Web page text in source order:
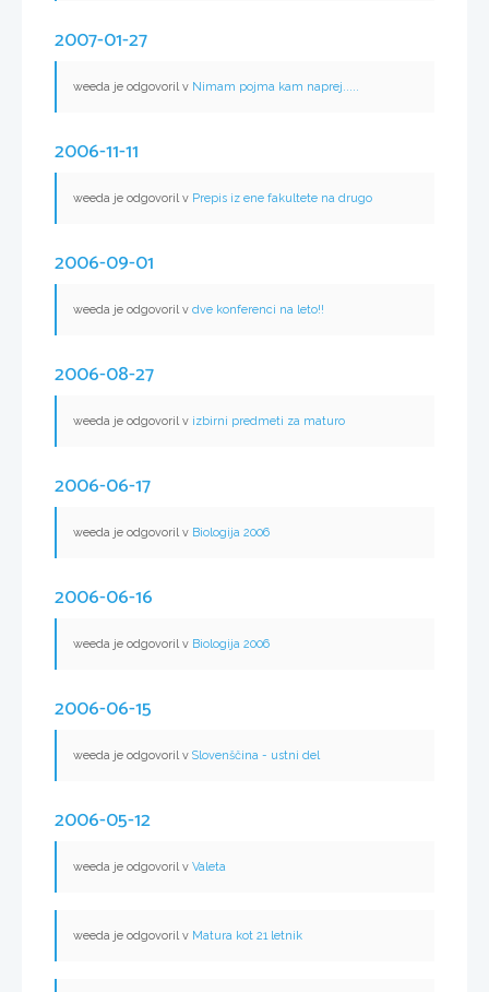
2007-01-27
weeda je odgovoril v Nimam pojma kam naprej.....
2006-11-11
weeda je odgovoril v Prepis iz ene fakultete na drugo
2006-09-01
weeda je odgovoril v dve konferenci na leto!!
2006-08-27
weeda je odgovoril v izbirni predmeti za maturo
2006-06-17
weeda je odgovoril v Biologija 2006
2006-06-16
weeda je odgovoril v Biologija 2006
2006-06-15
weeda je odgovoril v Slovenščina - ustni del
2006-05-12
weeda je odgovoril v Valeta
weeda je odgovoril v Matura kot 21 letnik